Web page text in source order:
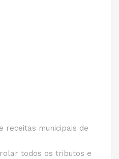
receitas municipais de
todos os tributos e